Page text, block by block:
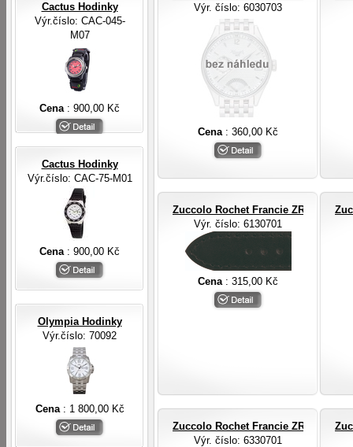
Výr. číslo: 6030703
Cena : 360,00 Kč
Zuccolo Rochet Francie ZRC
Výr. číslo: 6130701
Cena : 315,00 Kč
Zuccolo Rochet Francie ZRC
Výr. číslo: 6330701
Cactus Hodinky
Výr.číslo: CAC-045-
M07
Cena : 900,00 Kč
Cactus Hodinky
Výr.číslo: CAC-75-M01
Cena : 900,00 Kč
Olympia Hodinky
Výr.číslo: 70092
Cena : 1 800,00 Kč